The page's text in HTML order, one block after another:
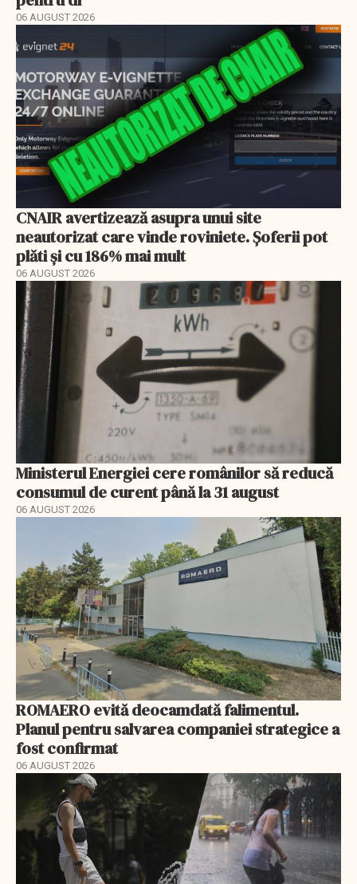
06 AUGUST 2026
CNAIR avertizează asupra unui site
neautorizat care vinde roviniete. Șoferii pot
plăti și cu 186% mai mult
06 AUGUST 2026
Ministerul Energiei cere românilor să reducă
consumul de curent până la 31 august
06 AUGUST 2026
ROMAERO evită deocamdată falimentul.
Planul pentru salvarea companiei strategice a
fost confirmat
06 AUGUST 2026